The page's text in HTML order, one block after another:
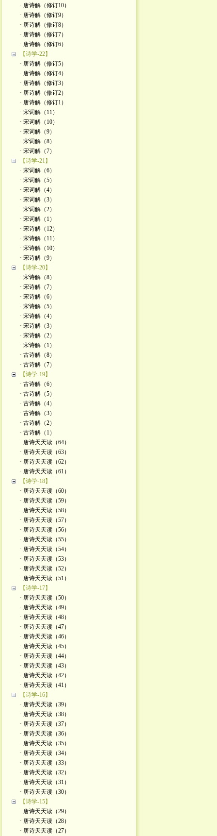
· 唐诗解（修订10）
· 唐诗解（修订9）
· 唐诗解（修订8）
· 唐诗解（修订7）
· 唐诗解（修订6）
【诗学-22】
· 唐诗解（修订5）
· 唐诗解（修订4）
· 唐诗解（修订3）
· 唐诗解（修订2）
· 唐诗解（修订1）
· 宋词解（11）
· 宋词解（10）
· 宋词解（9）
· 宋词解（8）
· 宋词解（7）
【诗学-21】
· 宋词解（6）
· 宋词解（5）
· 宋词解（4）
· 宋词解（3）
· 宋词解（2）
· 宋词解（1）
· 宋诗解（12）
· 宋诗解（11）
· 宋诗解（10）
· 宋诗解（9）
【诗学-20】
· 宋诗解（8）
· 宋诗解（7）
· 宋诗解（6）
· 宋诗解（5）
· 宋诗解（4）
· 宋诗解（3）
· 宋诗解（2）
· 宋诗解（1）
· 古诗解（8）
· 古诗解（7）
【诗学-19】
· 古诗解（6）
· 古诗解（5）
· 古诗解（4）
· 古诗解（3）
· 古诗解（2）
· 古诗解（1）
· 唐诗天天读（64）
· 唐诗天天读（63）
· 唐诗天天读（62）
· 唐诗天天读（61）
【诗学-18】
· 唐诗天天读（60）
· 唐诗天天读（59）
· 唐诗天天读（58）
· 唐诗天天读（57）
· 唐诗天天读（56）
· 唐诗天天读（55）
· 唐诗天天读（54）
· 唐诗天天读（53）
· 唐诗天天读（52）
· 唐诗天天读（51）
【诗学-17】
· 唐诗天天读（50）
· 唐诗天天读（49）
· 唐诗天天读（48）
· 唐诗天天读（47）
· 唐诗天天读（46）
· 唐诗天天读（45）
· 唐诗天天读（44）
· 唐诗天天读（43）
· 唐诗天天读（42）
· 唐诗天天读（41）
【诗学-16】
· 唐诗天天读（39）
· 唐诗天天读（38）
· 唐诗天天读（37）
· 唐诗天天读（36）
· 唐诗天天读（35）
· 唐诗天天读（34）
· 唐诗天天读（33）
· 唐诗天天读（32）
· 唐诗天天读（31）
· 唐诗天天读（30）
【诗学-15】
· 唐诗天天读（29）
· 唐诗天天读（28）
· 唐诗天天读（27）